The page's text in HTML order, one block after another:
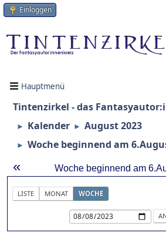
Einloggen
Hauptmenü
Tintenzirkel - das
► Kalender ► August 2023
► Woche beginnend am
« Woche beginnend am
LISTE MONAT WOCHE